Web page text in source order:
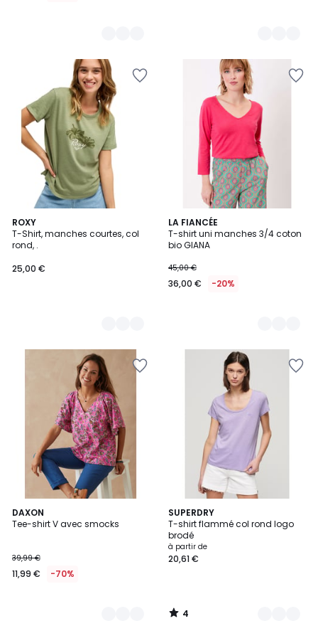
ROXY
T-Shirt, manches courtes, col
rond, .
25,00 €
4
Couleurs
LA FIANCÉE
T-shirt uni manches 3/4 coton
bio GIANA
45,00 €
36,00 € -20%
3
Couleurs
DAXON
Tee-shirt V avec smocks
39,99 €
11,99 € -70%
2
Couleurs
SUPERDRY
T-shirt flammé col rond logo
brodé
à partir de
20,61 €
4
/
5
6
Couleurs
4
/